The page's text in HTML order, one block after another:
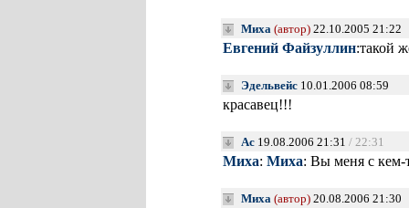
Миха (автор) 22.10.2005 21:22
Евгений Файзуллин:такой
Эдельвейс 10.01.2006 08:59
красавец!!!
Ас 19.08.2006 21:31 / 22:31
Миха: Миха: Вы меня с кем-
Миха (автор) 20.08.2006 21:30